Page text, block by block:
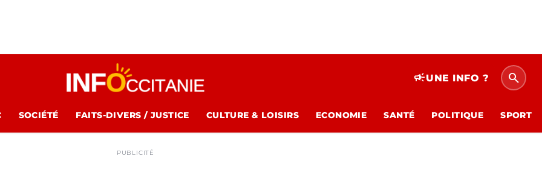
campaignUNE INFO ? search
SOCIÉTÉ FAITS-DIVERS / JUSTICE CULTURE & LOISIRS ECONOMIE SANTÉ POLITIQUE SPORT
PUBLICITÉ